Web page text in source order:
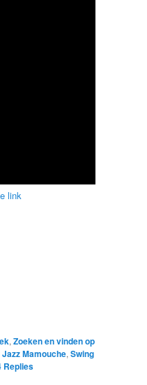
link
,Zoeken en vinden op
Jazz Mamouche,Swing
Replies